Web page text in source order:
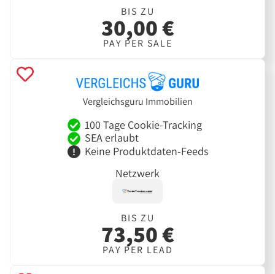
BIS ZU
30,00 €
PAY PER SALE
Vergleichsguru Immobilien
100 Tage Cookie-Tracking
SEA erlaubt
Keine Produktdaten-Feeds
Netzwerk
BIS ZU
73,50 €
PAY PER LEAD